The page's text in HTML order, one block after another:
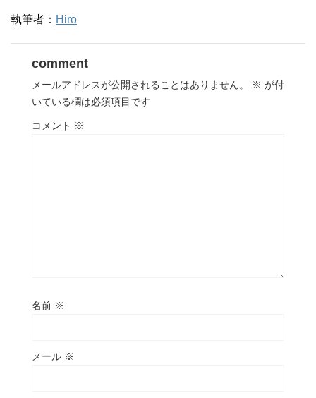
執筆者： Hiro
comment
メールアドレスが公開されることはありません。 ※ が付
いている欄は必須項目です
コメント ※
名前 ※
メール ※